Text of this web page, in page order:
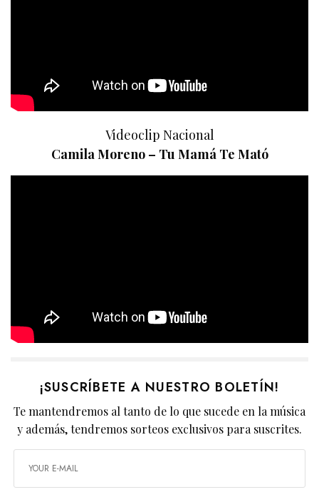
Videoclip Nacional
Camila Moreno – Tu Mamá Te Mató
¡SUSCRÍBETE A NUESTRO BOLETÍN!
Te mantendremos al tanto de lo que sucede en la música
y además, tendremos sorteos exclusivos para suscrites.